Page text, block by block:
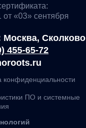
Москва, Сколково
455-65-72
от «03» сентября
ПО и системные
конфиденциальности